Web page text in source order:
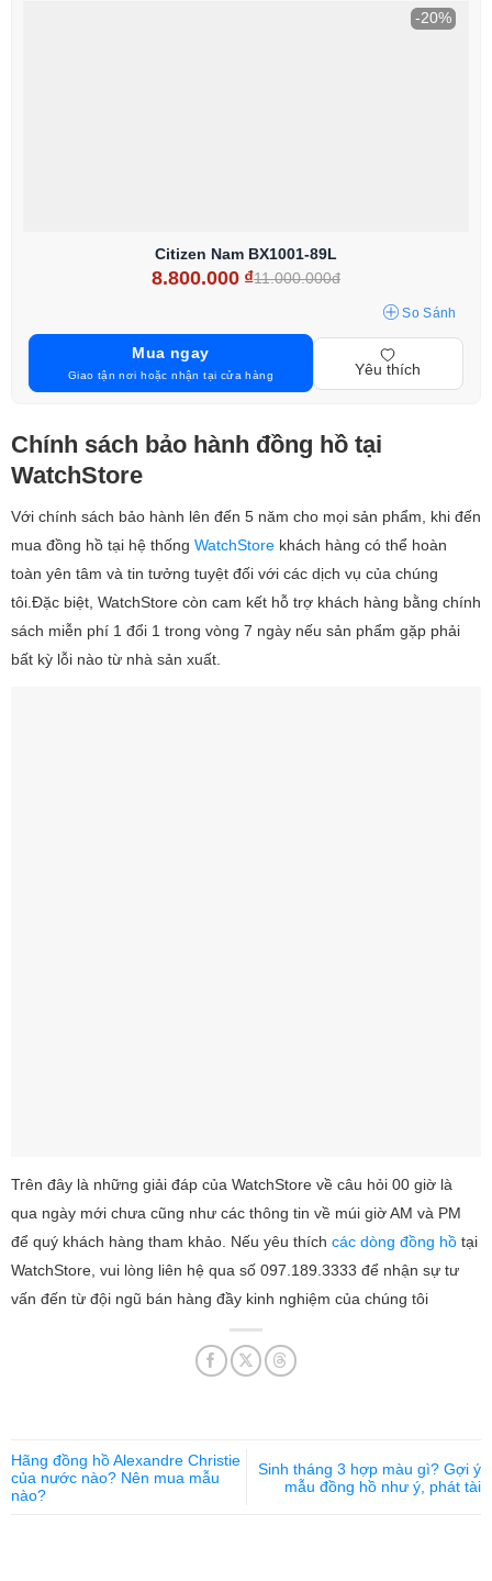
-20%
Citizen Nam BX1001-89L
8.800.000 ₫11.000.000đ
So Sánh
Mua ngay
Giao tận nơi hoặc nhận tại cửa hàng Yêu thích
Chính sách bảo hành đồng hồ tại
WatchStore
Với chính sách bảo hành lên đến 5 năm cho mọi sản phẩm, khi đến
mua đồng hồ tại hệ thống WatchStore khách hàng có thể hoàn
toàn yên tâm và tin tưởng tuyệt đối với các dịch vụ của chúng
tôi.Đặc biệt, WatchStore còn cam kết hỗ trợ khách hàng bằng chính
sách miễn phí 1 đổi 1 trong vòng 7 ngày nếu sản phẩm gặp phải
bất kỳ lỗi nào từ nhà sản xuất.
Trên đây là những giải đáp của WatchStore về câu hỏi 00 giờ là
qua ngày mới chưa cũng như các thông tin về múi giờ AM và PM
để quý khách hàng tham khảo. Nếu yêu thích các dòng đồng hồ tại
WatchStore, vui lòng liên hệ qua số 097.189.3333 để nhận sự tư
vấn đến từ đội ngũ bán hàng đầy kinh nghiệm của chúng tôi
Hãng đồng hồ Alexandre Christie
của nước nào? Nên mua mẫu
nào?
Sinh tháng 3 hợp màu gì? Gợi ý
mẫu đồng hồ như ý, phát tài